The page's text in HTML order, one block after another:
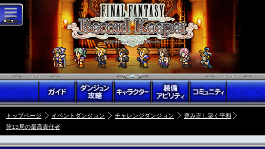
トップページ イベントダンジョン チャレンジダンジョン
歪み正し築く平和
第13局の最高責任者